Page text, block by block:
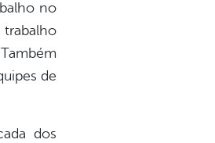
no
trabalho
de
dos